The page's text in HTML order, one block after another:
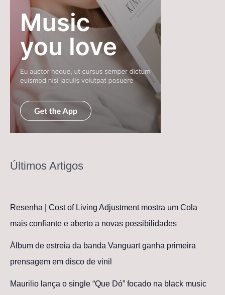
Últimos Artigos
Resenha | Cost of Living Adjustment mostra um Cola
mais confiante e aberto a novas possibilidades
Álbum de estreia da banda Vanguart ganha primeira
prensagem em disco de vinil
Maurilio lança o single “Que Dó” focado na black music